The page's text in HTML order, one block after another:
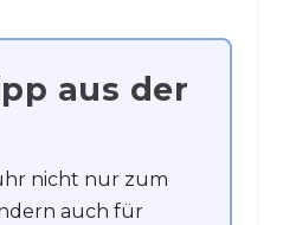
aus der
nicht nur zum
auch für